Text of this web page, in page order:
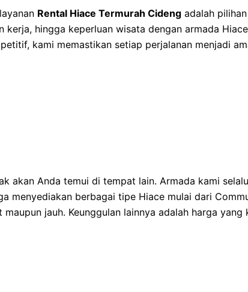
Rental Hiace Termurah Cideng adalah
hingga keperluan wisata dengan armada Hiace
kami memastikan setiap perjalanan menjadi
akan Anda temui di tempat lain. Armada kami selalu
menyediakan berbagai tipe Hiace mulai dari
jauh. Keunggulan lainnya adalah harga yang